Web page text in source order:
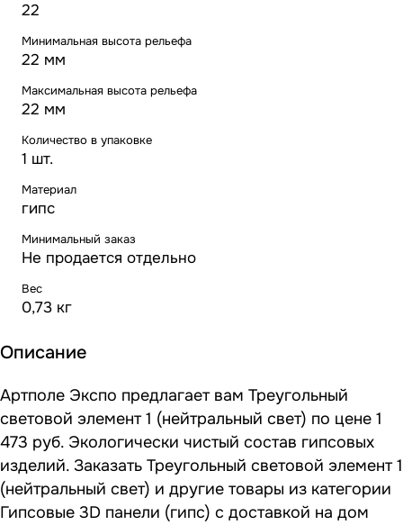
22
Минимальная высота рельефа
22 мм
Максимальная высота рельефа
22 мм
Количество в упаковке
1 шт.
Материал
гипс
Минимальный заказ
Не продается отдельно
Вес
0,73 кг
Описание
Артполе Экспо предлагает вам Треугольный
световой элемент 1 (нейтральный свет) по цене 1
473 руб. Экологически чистый состав гипсовых
изделий. Заказать Треугольный световой элемент 1
(нейтральный свет) и другие товары из категории
Гипсовые 3D панели (гипс) с доставкой на дом